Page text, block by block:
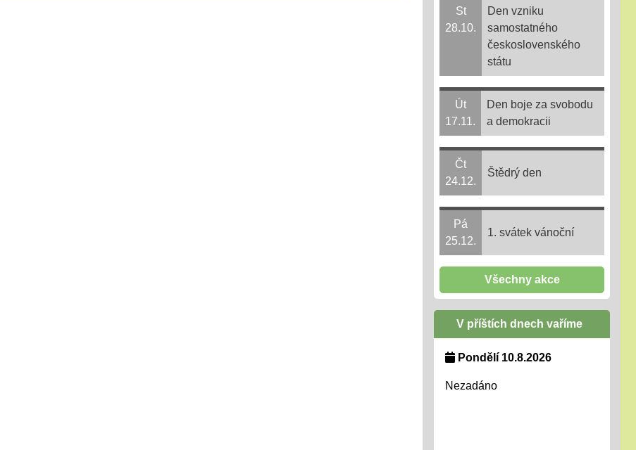
St
28.10.
Den vzniku
samostatného
československého
státu
Út
17.11.
Den boje za svobodu
a demokracii
Čt
24.12.
Štědrý den
Pá
25.12.
1. svátek vánoční
Všechny akce
V příštích dnech vaříme
Pondělí 10.8.2026
Nezadáno